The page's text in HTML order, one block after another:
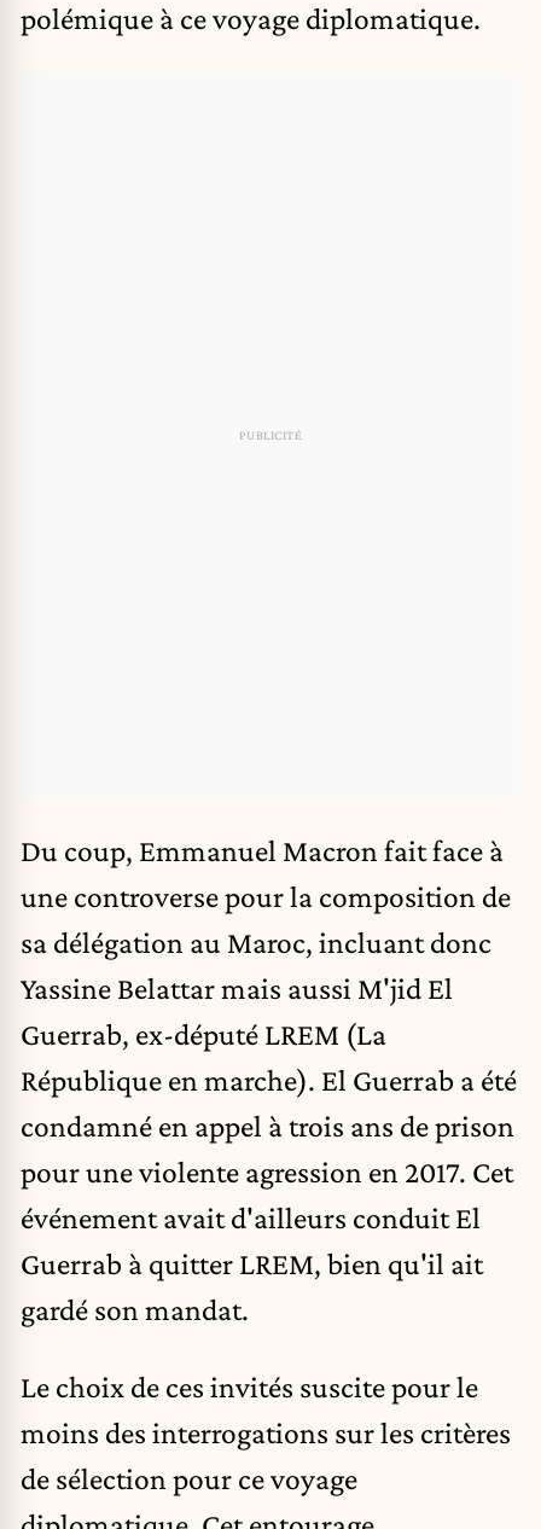
polémique à ce voyage diplomatique.
Du coup, Emmanuel Macron fait face à
une controverse pour la composition de
sa délégation au Maroc, incluant donc
Yassine Belattar mais aussi M'jid El
Guerrab, ex-député LREM (La
République en marche). El Guerrab a été
condamné en appel à trois ans de prison
pour une violente agression en 2017. Cet
événement avait d'ailleurs conduit El
Guerrab à quitter LREM, bien qu'il ait
gardé son mandat.
Le choix de ces invités suscite pour le
moins des interrogations sur les critères
de sélection pour ce voyage